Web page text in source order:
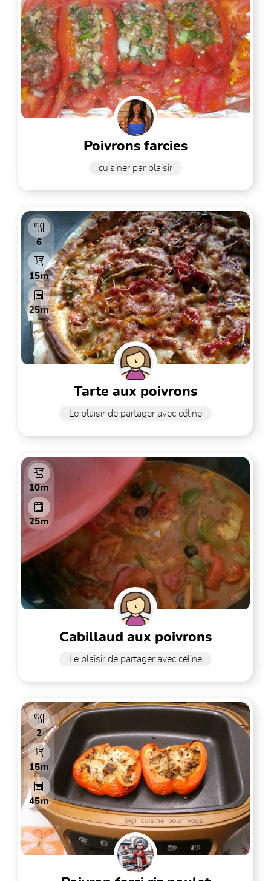
poivrons farcies
cuisiner par plaisir
6
15m
25m
tarte aux poivrons
Le plaisir de partager avec céline
10m
25m
cabillaud aux poivrons
Le plaisir de partager avec céline
2
15m
45m